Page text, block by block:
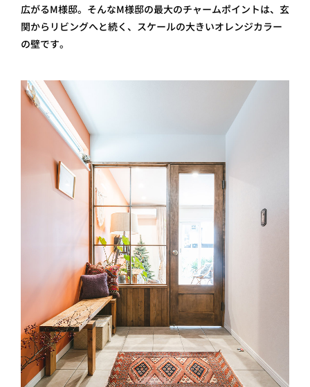
広がるM様邸。そんなM様邸の最大のチャームポイントは、玄
関からリビングへと続く、スケールの大きいオレンジカラー
の壁です。